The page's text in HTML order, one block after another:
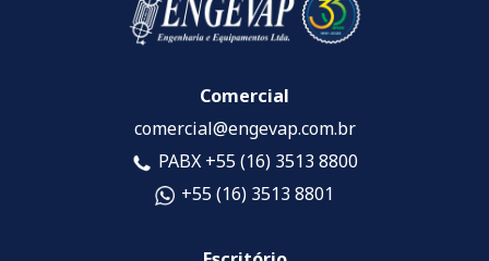
Comercial
comercial@engevap.com.br
PABX +55 (16) 3513 8800
+55 (16) 3513 8801